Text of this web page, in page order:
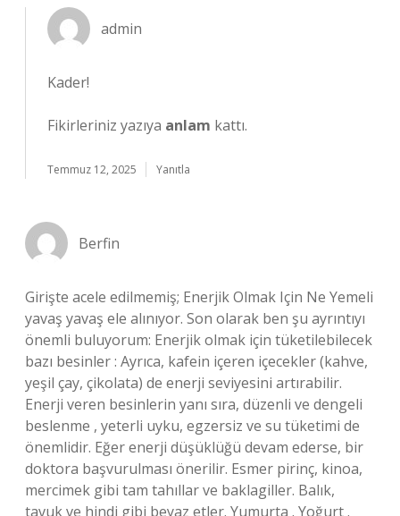
admin
Kader!
Fikirleriniz yazıya anlam kattı.
Temmuz 12, 2025 Yanıtla
Berfin
Girişte acele edilmemiş; Enerjik Olmak Için Ne Yemeli
yavaş yavaş ele alınıyor. Son olarak ben şu ayrıntıyı
önemli buluyorum: Enerjik olmak için tüketilebilecek
bazı besinler : Ayrıca, kafein içeren içecekler (kahve,
yeşil çay, çikolata) de enerji seviyesini artırabilir.
Enerji veren besinlerin yanı sıra, düzenli ve dengeli
beslenme , yeterli uyku, egzersiz ve su tüketimi de
önemlidir. Eğer enerji düşüklüğü devam ederse, bir
doktora başvurulması önerilir. Esmer pirinç, kinoa,
mercimek gibi tam tahıllar ve baklagiller. Balık,
tavuk ve hindi gibi beyaz etler. Yumurta . Yoğurt .